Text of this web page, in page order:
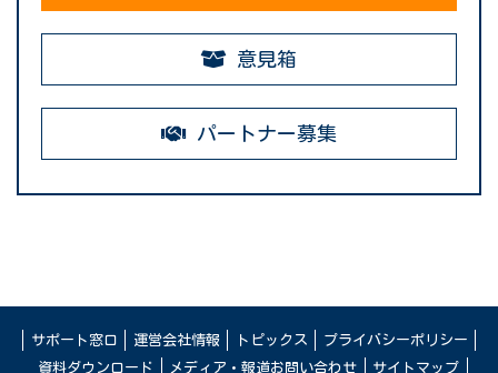
意見箱
パートナー募集
サポート窓口 運営会社情報 トピックス
プライバシーポリシー
資料ダウンロード
メディア・報道お問い合わせ サイトマップ